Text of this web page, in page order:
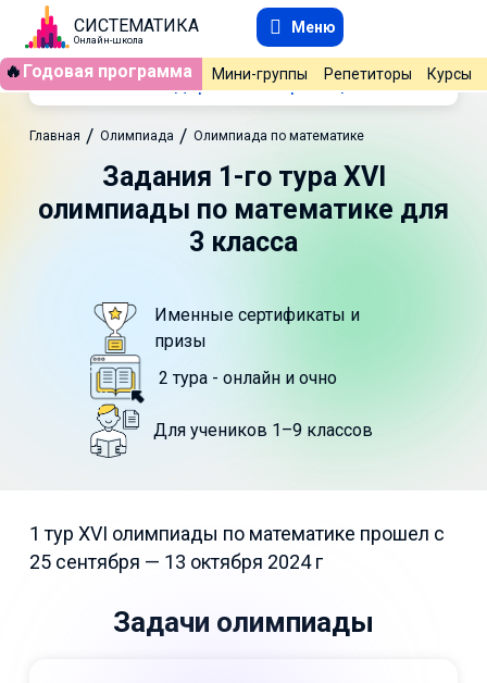
СИСТЕМАТИКА
Онлайн-школа
Меню
🔥 Годовая программа Мини-группы Репетиторы Курсы
Главная / Олимпиада / Олимпиада по математике
Задания 1-го тура XVI
олимпиады по математике для
3 класса
Именные сертификаты и
призы
2 тура - онлайн и очно
Для учеников 1–9 классов
Содержание страницы
1 тур XVI олимпиады по математике прошел с
25 сентября — 13 октября 2024 г
Задачи олимпиады